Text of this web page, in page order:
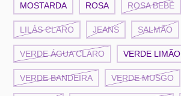
MOSTARDA ROSA ROSA BEBÊ
LILÁS CLARO JEANS SALMÃO
VERDE ÁGUA CLARO VERDE LIMÃO
VERDE BANDEIRA VERDE MUSGO